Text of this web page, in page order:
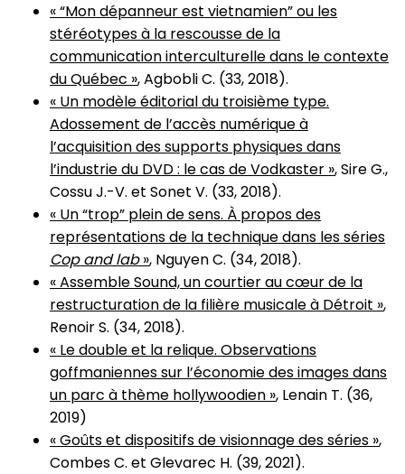
« “Mon dépanneur est vietnamien” ou les
stéréotypes à la rescousse de la
communication interculturelle dans le contexte
du Québec », Agbobli C. (33, 2018).
« Un modèle éditorial du troisième type.
Adossement de l’accès numérique à
l’acquisition des supports physiques dans
l’industrie du DVD : le cas de Vodkaster », Sire G.,
Cossu J.-V. et Sonet V. (33, 2018).
« Un “trop” plein de sens. À propos des
représentations de la technique dans les séries
Cop and lab», Nguyen C. (34, 2018).
« Assemble Sound, un courtier au cœur de la
restructuration de la filière musicale à Détroit »,
Renoir S. (34, 2018).
« Le double et la relique. Observations
goffmaniennes sur l’économie des images dans
un parc à thème hollywoodien », Lenain T. (36,
2019)
« Goûts et dispositifs de visionnage des séries »,
Combes C. et Glevarec H. (39, 2021).